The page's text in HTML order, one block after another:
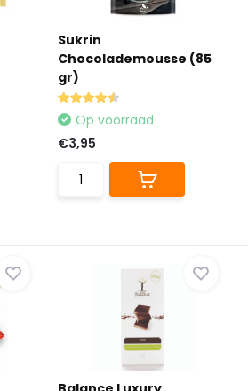
Sukrin
Chocolademousse (85
gr)
Op voorraad
€3,95